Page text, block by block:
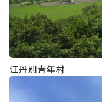
江丹別青年村